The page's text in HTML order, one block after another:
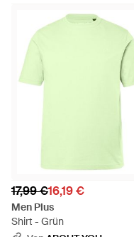
17,99 €16,19 €
Men Plus
Shirt - Grün